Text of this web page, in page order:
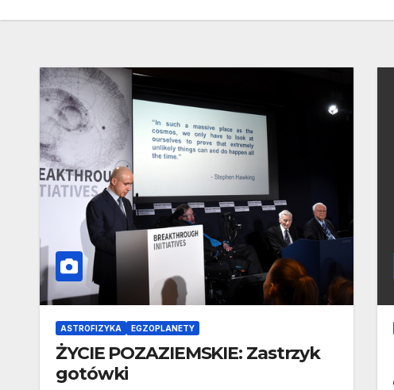
ASTROFIZYKA EGZOPLANETY
ŻYCIE POZAZIEMSKIE: Zastrzyk
gotówki